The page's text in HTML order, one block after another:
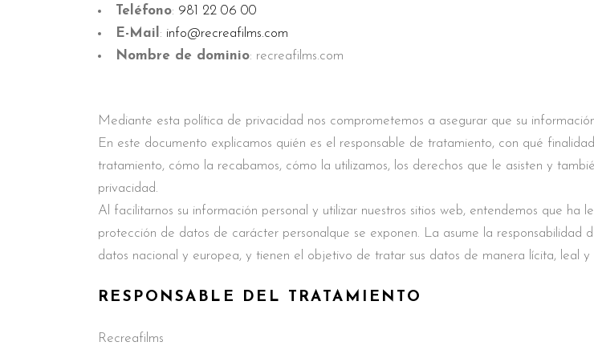
Teléfono: 981 22 06 00
E-Mail : info@recreafilms.com
Nombre de dominio: recreafilms.com
Mediante esta política de privacidad nos comprometemos a asegurar que su
En este documento explicamos quién es el responsable de tratamiento, con qué
tratamiento, cómo la recabamos, cómo la utilizamos, los derechos que le asisten y
privacidad.
Al facilitarnos su información personal y utilizar nuestros sitios web, entendemos que
protección de datos de carácter personalque se exponen. La asume la
datos nacional y europea, y tienen el objetivo de tratar sus datos de manera lícita, leal y
RESPONSABLE DEL TRATAMIENTO
Recreafilms